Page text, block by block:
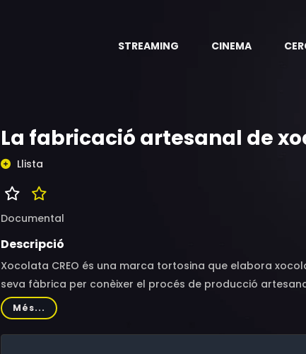
STREAMING CINEMA
La fabricació artesanal de
Llista
Documental
Descripció
Xocolata CREO és una marca tortosina que elabora
seva fàbrica per conèixer el procés de producció
la fabricació dels seus productes. Vídeo produït per al
Tècnica de Catalunya.
Més...